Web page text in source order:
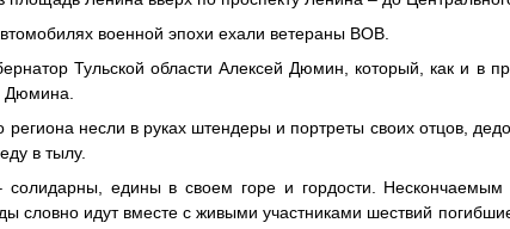
военной эпохи ехали ветераны ВОВ.
Тульской области Алексей Дюмин, который, как и в
Дюмина.
региона несли в руках штендеры и портреты своих отцов,
в тылу.
едины в своем горе и гордости.
словно идут вместе с живыми участниками шествий